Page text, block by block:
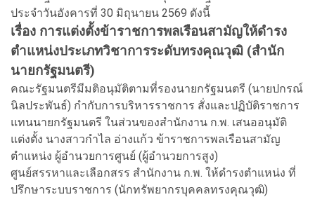
ประจำวันอังคารที่ 30 มิถุนายน 2569 ดังนี้
เรื่อง การแต่งตั้งข้าราชการพลเรือนสามัญให้ดำรง
ตำแหน่งประเภทวิชาการระดับทรงคุณวุฒิ (สำนัก
นายกรัฐมนตรี)
คณะรัฐมนตรีมีมติอนุมัติตามที่รองนายกรัฐมนตรี (นายปกรณ์
นิลประพันธ์) กำกับการบริหารราชการ สั่งและปฏิบัติราชการ
แทนนายกรัฐมนตรี ในส่วนของสำนักงาน ก.พ. เสนออนุมัติ
แต่งตั้ง นางสาวกำไล อ่างแก้ว ข้าราชการพลเรือนสามัญ
ตำแหน่ง ผู้อำนวยการศูนย์ (ผู้อำนวยการสูง)
ศูนย์สรรหาและเลือกสรร สำนักงาน ก.พ. ให้ดำรงตำแหน่ง ที่
ปรึกษาระบบราชการ (นักทรัพยากรบุคคลทรงคุณวุฒิ)